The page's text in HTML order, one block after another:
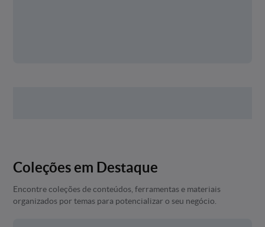
Coleções em Destaque
Encontre coleções de conteúdos, ferramentas e materiais
organizados por temas para potencializar o seu negócio.